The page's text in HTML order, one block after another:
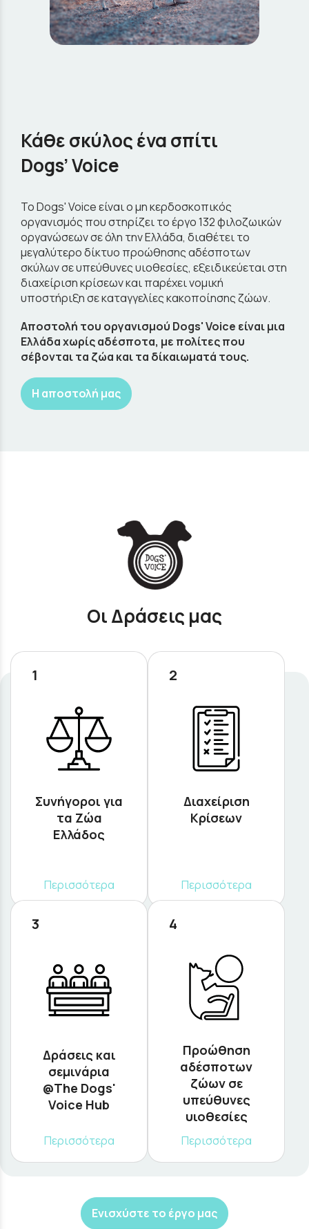
Κάθε σκύλος ένα σπίτι
Dogs’ Voice
To Dogs' Voice είναι o μη κερδοσκοπικός
οργανισμός που στηρίζει το έργο 132 φιλοζωικών
οργανώσεων σε όλη την Ελλάδα, διαθέτει το
μεγαλύτερο δίκτυο προώθησης αδέσποτων
σκύλων σε υπεύθυνες υιοθεσίες, εξειδικεύεται στη
διαχείριση κρίσεων και παρέχει νομική
υποστήριξη σε καταγγελίες κακοποίησης ζώων.
Αποστολή του οργανισμού Dogs' Voice είναι μια
Ελλάδα χωρίς αδέσποτα, με πολίτες που
σέβονται τα ζώα και τα δίκαιωματά τους.
Η αποστολή μας
Οι Δράσεις μας
1
Συνήγοροι για
τα Ζώα
Ελλάδος
Περισσότερα
2
Διαχείριση
Κρίσεων
Περισσότερα
3
Δράσεις και
σεμινάρια
@The Dogs'
Voice Hub
Περισσότερα
4
Προώθηση
αδέσποτων
ζώων σε
υπεύθυνες
υιοθεσίες
Περισσότερα
Ενισχύστε το έργο μας